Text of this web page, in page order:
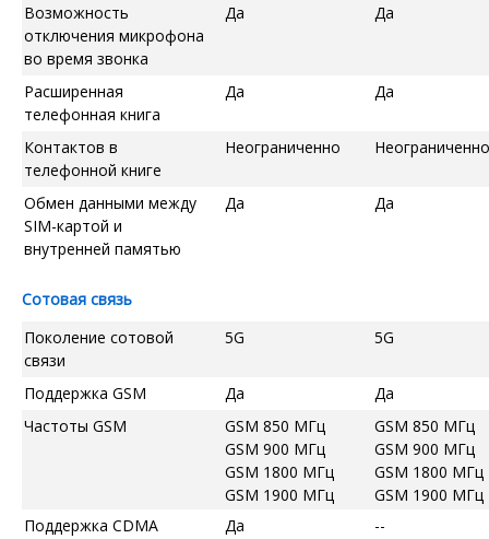
Возможность
отключения микрофона
во время звонка
Да Да
Расширенная
телефонная книга
Да Да
Контактов в
телефонной книге
Неограниченно Неограниченно
Обмен данными между
SIM-картой и
внутренней памятью
Да Да
Сотовая связь
Поколение сотовой
связи
5G 5G
Поддержка GSM Да
Да
Частоты GSM
GSM 850 МГц
GSM 900 МГц
GSM 1800 МГц
GSM 1900 МГц
GSM 850 МГц
GSM 900 МГц
GSM 1800 МГц
GSM 1900 МГц
Поддержка CDMA
Да
--